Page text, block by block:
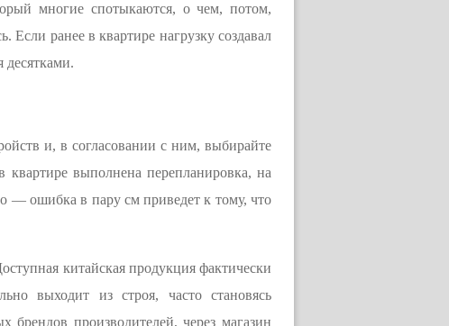
многие спотыкаются, о чем, потом,
Если ранее в квартире нагрузку создавал
десятками.
и, в согласовании с ним, выбирайте
квартире выполнена перепланировка, на
— ошибка в пару см приведет к тому, что
китайская продукция фактически
выходит из строя, часто становясь
производителей, через магазин